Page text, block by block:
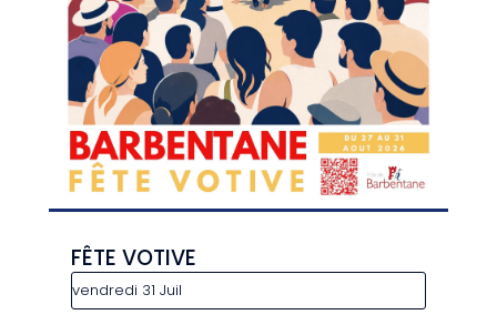
FÊTE VOTIVE
vendredi 31 Juil